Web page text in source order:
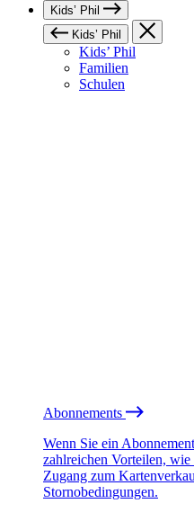
Kids’ Phil
Kids’ Phil
Kids’ Phil
Familien
Schulen
Abonnements
Wenn Sie ein
zahlreichen Vorteilen,
Zugang zum
Stornobedingungen.